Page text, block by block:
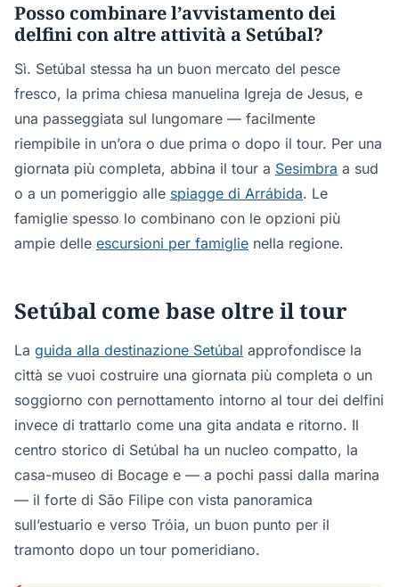
Posso combinare l’avvistamento dei
delfini con altre attività a Setúbal?
Sì. Setúbal stessa ha un buon mercato del pesce
fresco, la prima chiesa manuelina Igreja de Jesus, e
una passeggiata sul lungomare — facilmente
riempibile in un’ora o due prima o dopo il tour. Per una
giornata più completa, abbina il tour a Sesimbra a sud
o a un pomeriggio alle spiagge di Arrábida. Le
famiglie spesso lo combinano con le opzioni più
ampie delle escursioni per famiglie nella regione.
Setúbal come base oltre il tour
La guida alla destinazione Setúbal approfondisce la
città se vuoi costruire una giornata più completa o un
soggiorno con pernottamento intorno al tour dei delfini
invece di trattarlo come una gita andata e ritorno. Il
centro storico di Setúbal ha un nucleo compatto, la
casa-museo di Bocage e — a pochi passi dalla marina
— il forte di São Filipe con vista panoramica
sull’estuario e verso Tróia, un buon punto per il
tramonto dopo un tour pomeridiano.